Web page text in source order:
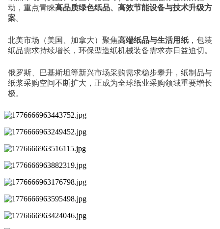
动，重点青睐高品质绿色纸品、高效节能设备与技术升级方
案。
北美市场（美国、加拿大）聚焦高端纸品与生活用纸 ，包装
纸品需求持续增长，环保型造纸机械装备需求亦日益迫切。
俄罗斯、巴基斯坦等新兴市场采购需求稳步攀升，纸制品与
纸浆采购空间不断扩大，正成为全球纸业采购领域重要增长
极。